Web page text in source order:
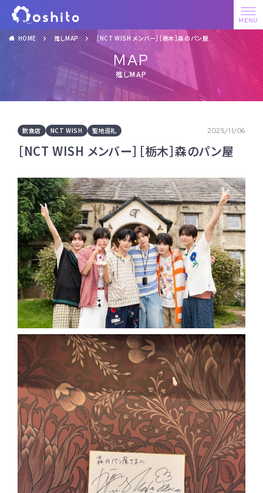
HOME 推しMAP ［NCT WISH メンバー］［栃木］森のパン屋
MAP
推しMAP
飲食店 NCT WISH 聖地巡礼 2025/11/06
［NCT WISH メンバー］［栃木］森のパン屋